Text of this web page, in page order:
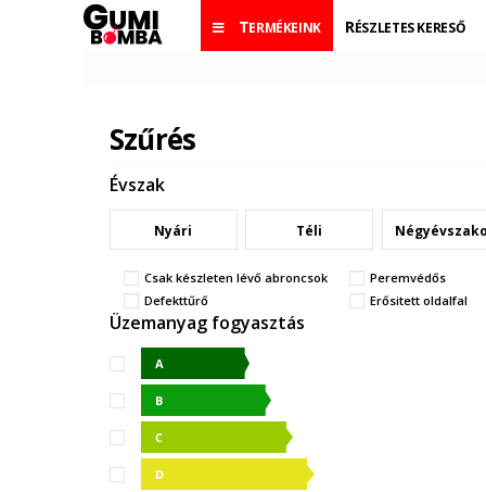
TERMÉKEINK RÉSZLETES KERESŐ
Szűrés
Évszak
Nyári Téli
Csak készleten lévő abroncsok
Peremvédős
Defekttűrő
Erősitett oldalfal
Üzemanyag fogyasztás